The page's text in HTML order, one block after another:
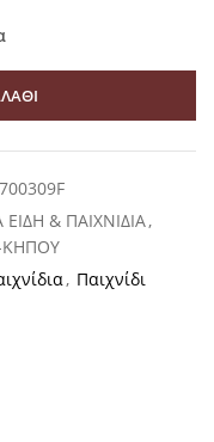
700309F
& ΠΑΙΧΝΙΔΙΑ,
ΚΗΠΟΥ
, Παιχνίδι